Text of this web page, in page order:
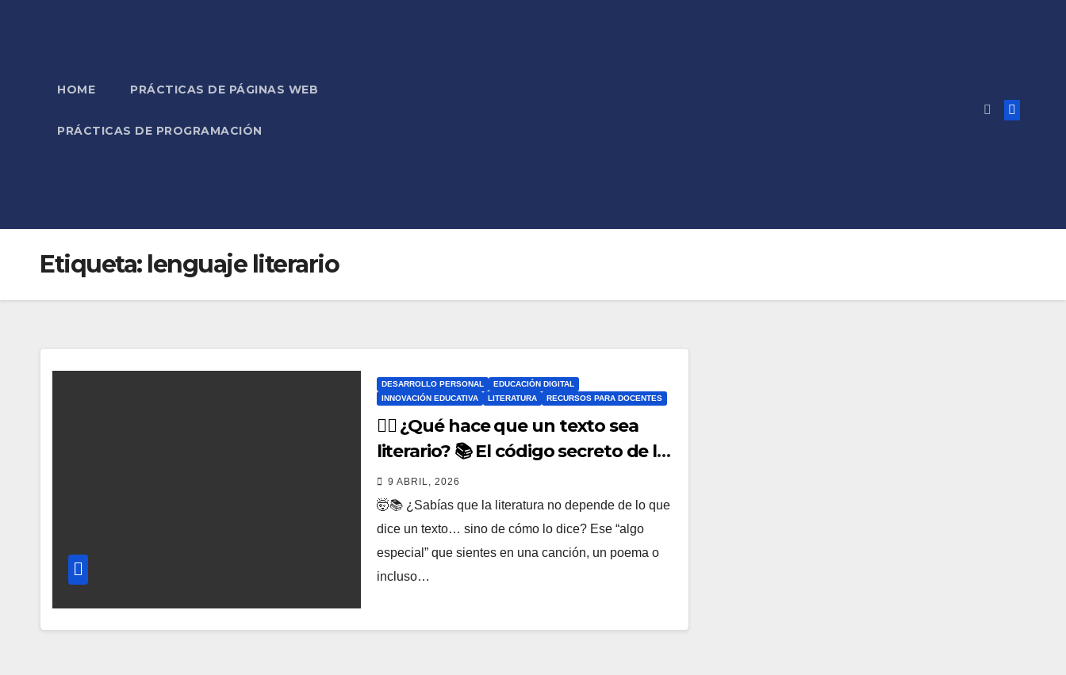
HOME PRÁCTICAS DE PÁGINAS WEB
PRÁCTICAS DE PROGRAMACIÓN
Etiqueta: lenguaje literario
DESARROLLO PERSONAL
EDUCACIÓN DIGITAL
INNOVACIÓN EDUCATIVA
LITERATURA RECURSOS PARA DOCENTES
🕵️‍♂️ ¿Qué hace que un texto sea
literario? 📚 El código secreto de las
palabras explicado fácil
9 ABRIL, 2026
🤯📚 ¿Sabías que la literatura no depende de lo que
dice un texto… sino de cómo lo dice? Ese “algo
especial” que sientes en una canción, un poema o
incluso…